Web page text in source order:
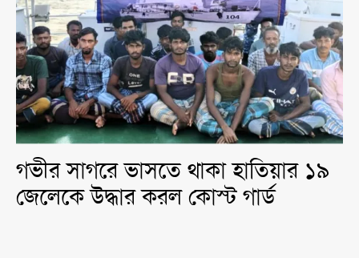
গভীর সাগরে ভাসতে থাকা হাতিয়ার ১৯
জেলেকে উদ্ধার করল কোস্ট গার্ড